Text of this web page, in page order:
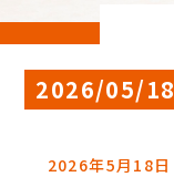
2026/05/18
2026年5月18日